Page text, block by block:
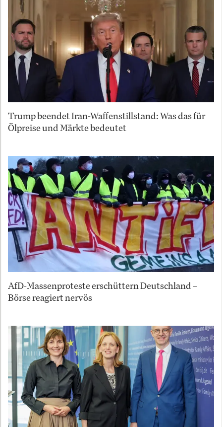
Trump beendet Iran-Waffenstillstand: Was das für
Ölpreise und Märkte bedeutet
AfD-Massenproteste erschüttern Deutschland –
Börse reagiert nervös